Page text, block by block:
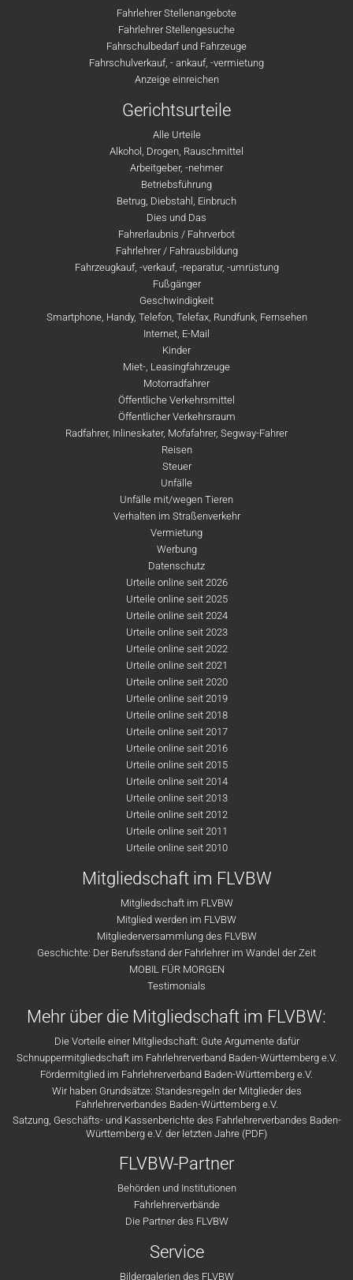
Fahrlehrer Stellenangebote
Fahrlehrer Stellengesuche
Fahrschulbedarf und Fahrzeuge
Fahrschulverkauf, - ankauf, -vermietung
Anzeige einreichen
Gerichtsurteile
Alle Urteile
Alkohol, Drogen, Rauschmittel
Arbeitgeber, -nehmer
Betriebsführung
Betrug, Diebstahl, Einbruch
Dies und Das
Fahrerlaubnis / Fahrverbot
Fahrlehrer / Fahrausbildung
Fahrzeugkauf, -verkauf, -reparatur, -umrüstung
Fußgänger
Geschwindigkeit
Smartphone, Handy, Telefon, Telefax, Rundfunk, Fernsehen
Internet, E-Mail
Kinder
Miet-, Leasingfahrzeuge
Motorradfahrer
Öffentliche Verkehrsmittel
Öffentlicher Verkehrsraum
Radfahrer, Inlineskater, Mofafahrer, Segway-Fahrer
Reisen
Steuer
Unfälle
Unfälle mit/wegen Tieren
Verhalten im Straßenverkehr
Vermietung
Werbung
Datenschutz
Urteile online seit 2026
Urteile online seit 2025
Urteile online seit 2024
Urteile online seit 2023
Urteile online seit 2022
Urteile online seit 2021
Urteile online seit 2020
Urteile online seit 2019
Urteile online seit 2018
Urteile online seit 2017
Urteile online seit 2016
Urteile online seit 2015
Urteile online seit 2014
Urteile online seit 2013
Urteile online seit 2012
Urteile online seit 2011
Urteile online seit 2010
Mitgliedschaft im FLVBW
Mitgliedschaft im FLVBW
Mitglied werden im FLVBW
Mitgliederversammlung des FLVBW
Geschichte: Der Berufsstand der Fahrlehrer im Wandel der Zeit
MOBIL FÜR MORGEN
Testimonials
Mehr über die Mitgliedschaft im FLVBW:
Die Vorteile einer Mitgliedschaft: Gute Argumente dafür
Schnuppermitgliedschaft im Fahrlehrerverband Baden-Württemberg e.V.
Fördermitglied im Fahrlehrerverband Baden-Württemberg e.V.
Wir haben Grundsätze: Standesregeln der Mitglieder des
Fahrlehrerverbandes Baden-Württemberg e.V.
Satzung, Geschäfts- und Kassenberichte des Fahrlehrerverbandes Baden-
Württemberg e.V. der letzten Jahre (PDF)
FLVBW-Partner
Behörden und Institutionen
Fahrlehrerverbände
Die Partner des FLVBW
Service
Bildergalerien des FLVBW